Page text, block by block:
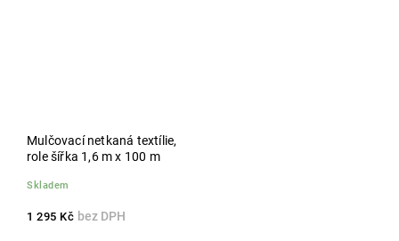
Mulčovací netkaná textílie,
role šířka 1,6 m x 100 m
Skladem
1 295 Kč